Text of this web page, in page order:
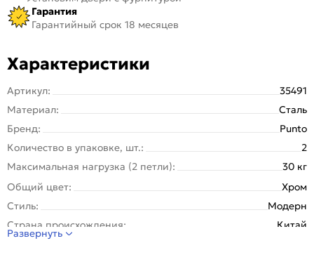
Гарантия
Гарантийный срок 18 месяцев
Характеристики
Артикул:
35491
Материал:
Сталь
Бренд:
Punto
Количество в упаковке, шт.:
2
Максимальная нагрузка (2 петли):
30 кг
Общий цвет:
Хром
Стиль:
Модерн
Страна происхождения:
Китай
Развернуть